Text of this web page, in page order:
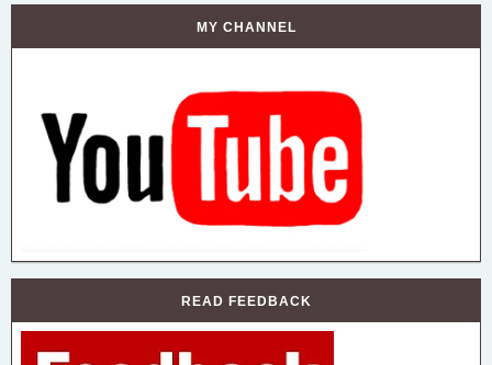
MY CHANNEL
READ FEEDBACK